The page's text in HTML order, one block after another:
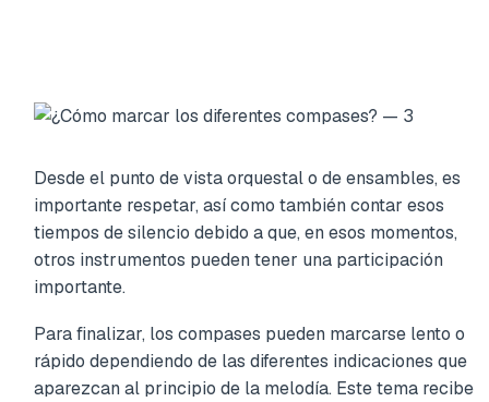
Desde el punto de vista orquestal o de ensambles, es
importante respetar, así como también contar esos
tiempos de silencio debido a que, en esos momentos,
otros instrumentos pueden tener una participación
importante.
Para finalizar, los compases pueden marcarse lento o
rápido dependiendo de las diferentes indicaciones que
aparezcan al principio de la melodía. Este tema recibe